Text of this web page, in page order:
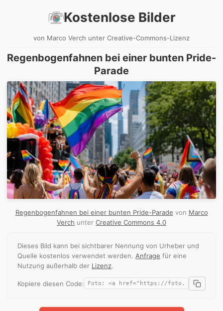
Kostenlose Bilder
von Marco Verch unter Creative-Commons-Lizenz
Regenbogenfahnen bei einer bunten Pride-
Parade
Regenbogenfahnen bei einer bunten Pride-Parade von Marco
Verch unter Creative Commons 4.0
Dieses Bild kann bei sichtbarer Nennung von Urheber und
Quelle kostenlos verwendet werden. Anfrage für eine
Nutzung außerhalb der Lizenz.
Kopiere diesen Code: